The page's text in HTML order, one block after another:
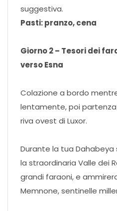
suggestiva.
Pasti: pranzo, cena
Giorno 2 – Tesori dei
verso Esna
Colazione a bordo
lentamente, poi
riva ovest di Luxor.
Durante la tua Dahabeya
la straordinaria Valle dei
grandi faraoni, e
Memnone, sentinelle